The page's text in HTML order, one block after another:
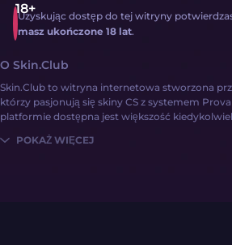
Uzyskując dostęp do tej witryny
masz ukończone 18 lat.
O Skin.Club
Skin.Club to witryna internetowa stworzona
którzy pasjonują się skiny CS z systemem
platformie dostępna jest większość
Uzyskanie skinów CS2 nigdy nie było prostsze:
POKAŻ WIĘCEJ